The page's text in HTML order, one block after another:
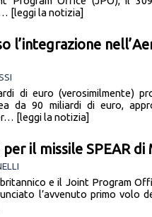
[leggi la notizia]
l’integrazione
di euro (verosimilmente)
da 90 miliardi di euro,
[leggi la notizia]
il missile SPEAR di
e il Joint Program
l’avvenuto primo volo